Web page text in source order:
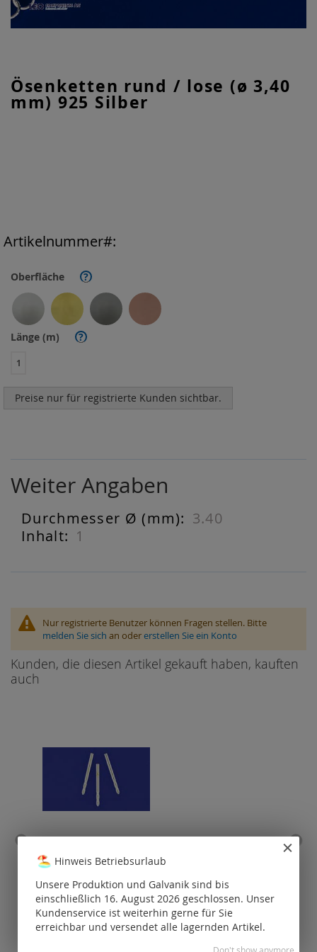
Ösenketten rund / lose (ø 3,40
mm) 925 Silber
Oberfläche ?
Länge (m) ?
1
Preise nur für registrierte Kunden sichtbar.
Artikelnummer
Anfang
der
Bildgalerie
Weiter Angaben
Weiter
Angaben
3.40
1
Nur registrierte Benutzer können Fragen stellen. Bitte
melden Sie sich an odererstellen Sie ein Konto
Kunden, die diesen Artikel gekauft haben, kauften
auch
Ohrstifte / 925 Silber
Preise nur für
registrierte
Kunden
sichtbar.
Hinweis Betriebsurlaub
Unsere Produktion und Galvanik sind bis
einschließlich 16. August 2026 geschlossen. Unser
Kundenservice ist weiterhin gerne für Sie
erreichbar und versendet alle lagernden Artikel.
Don't show anymore